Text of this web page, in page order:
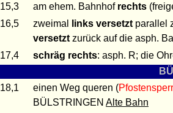
15,3
am ehem. Bahnhof rechts
16,5
zweimal links versetzt parallel
versetzt zurück auf die asph.
17,4
schräg rechts: asph. R; die
18,1
einen Weg queren (
BÜLSTRINGEN Alte Bahn